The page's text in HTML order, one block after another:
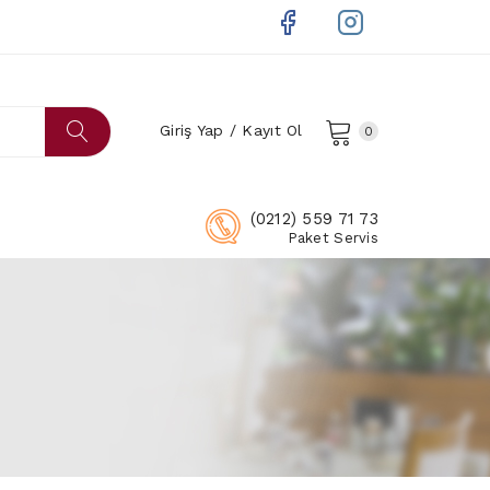
Giriş Yap / Kayıt Ol 0
(0212) 559 71 73
Paket Servis